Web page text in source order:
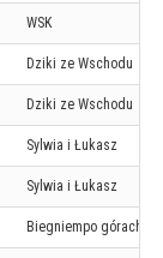
WSK
Dziki ze Wschodu
Dziki ze Wschodu
Sylwia i Łukasz
Sylwia i Łukasz
Biegniempo górach .